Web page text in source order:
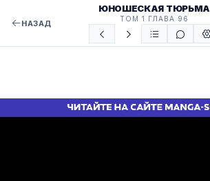
НАЗАД
ЮНОШЕСКАЯ ТЮРЬМА
ТОМ 1 ГЛАВА 96